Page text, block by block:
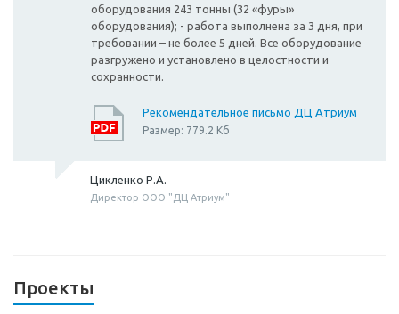
оборудования 243 тонны (32 «фуры»
оборудования); - работа выполнена за 3 дня, при
требовании – не более 5 дней. Все оборудование
разгружено и установлено в целостности и
сохранности.
Рекомендательное письмо ДЦ Атриум
Размер: 779.2 Кб
Цикленко Р.А.
Директор ООО "ДЦ Атриум"
Проекты